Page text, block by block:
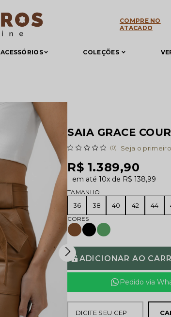
COMPRE NO
ATACADO
ACESSÓRIOS COLEÇÕES
SAIA GRACE
(0) Seja o
R$ 1.389,90
10x R$ 138,99
TAMANHO
36 38 40 42 44
ADICIONAR AO
Pedido via